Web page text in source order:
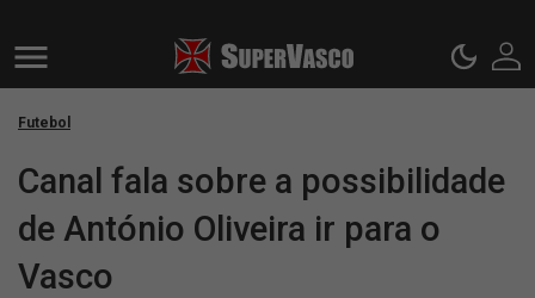
Futebol
Canal fala sobre a possibilidade
de António Oliveira ir para o
Vasco